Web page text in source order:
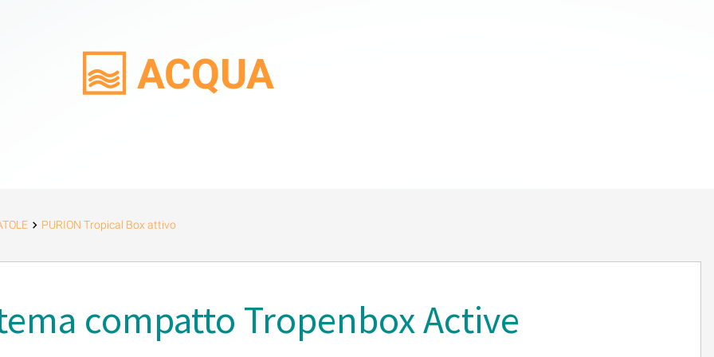
ACQUA
PURION Tropical Box attivo
compatto Tropenbox Active